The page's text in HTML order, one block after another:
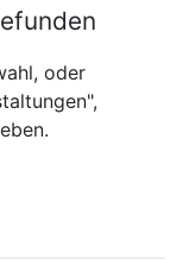
oder